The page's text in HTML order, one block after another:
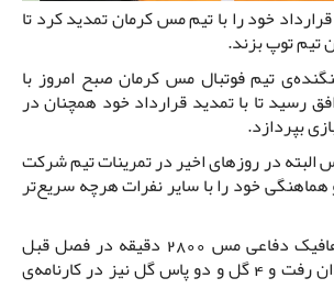
خود را با تیم مس کرمان تمدید کرد تا
تیم توپ بزند.
تیم فوتبال مس کرمان صبح امروز با
رسید تا با تمدید قرارداد خود همچنان در
بپردازد.
در روزهای اخیر در تمرینات تیم شرکت
هماهنگی خود را با سایر نفرات هرچه سریع‌تر
زنده‌روح به عنوان هافیک دفاعی مس 2800 دقیقه در فصل قبل
برای این تیم به میدان رفت و 4 گل و دو پاس گل نیز در کارنامه‌ی